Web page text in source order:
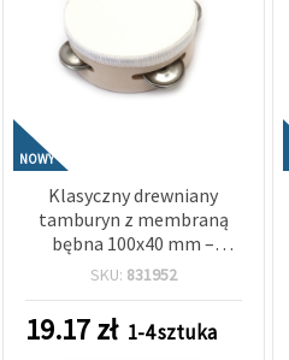
NOWY
Klasyczny drewniany
tamburyn z membraną
bębna 100x40 mm –
kompaktowy instrument
hobby
SKU: 831952
19.17zł 1-4 sztuka